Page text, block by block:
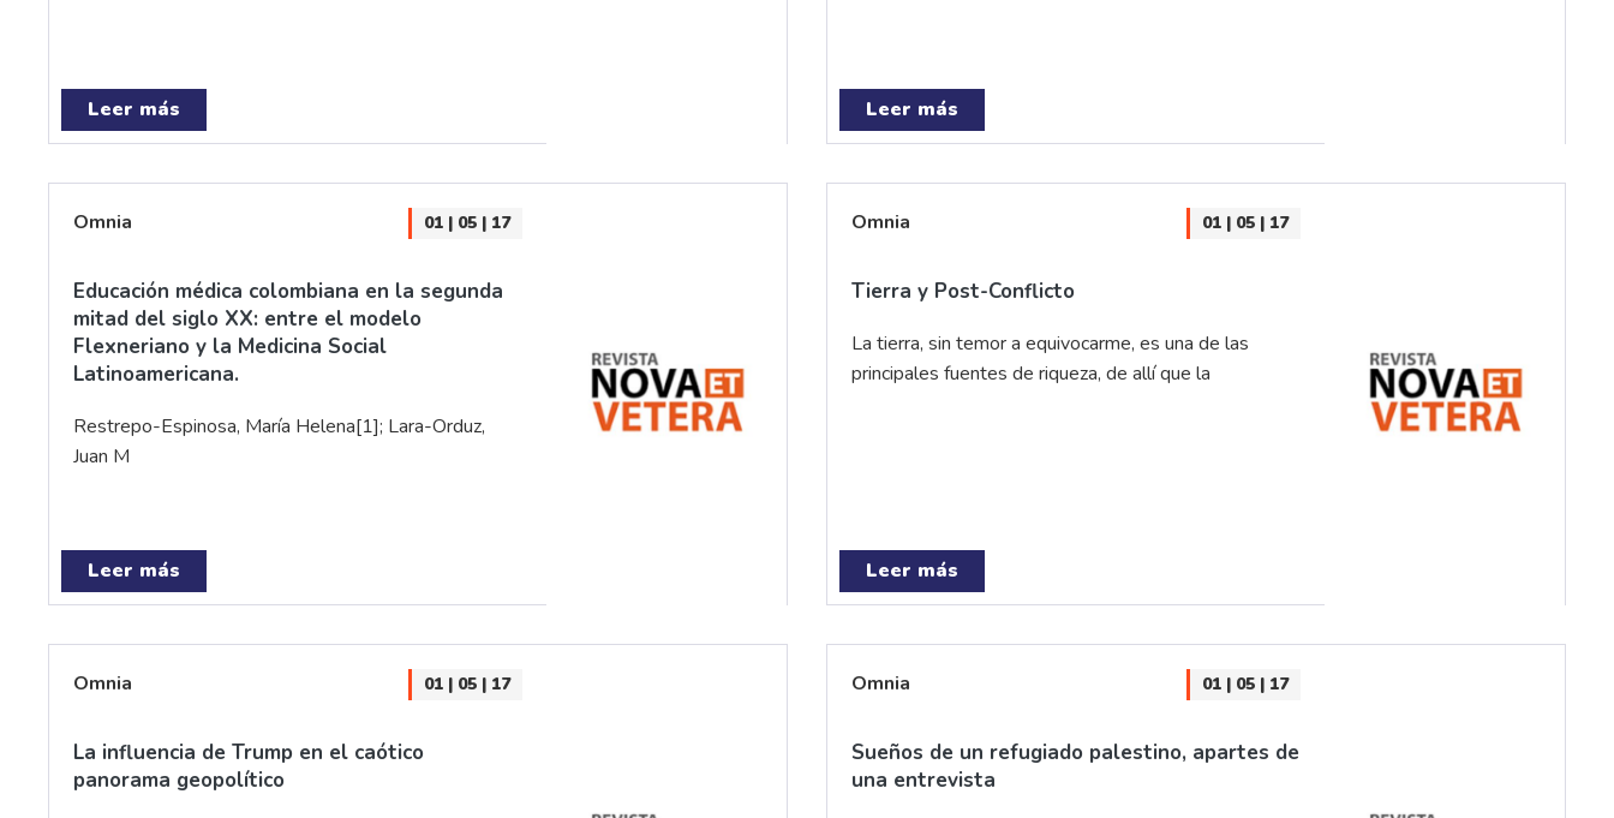
Leer más Leer más
Omnia 01 | 05 | 17
Educación médica colombiana en la segunda
mitad del siglo XX: entre el modelo
Flexneriano y la Medicina Social
Latinoamericana.
Restrepo-Espinosa, María Helena[1]; Lara-Orduz,
Juan M
Leer más
Omnia 01 | 05 | 17
Tierra y Post-Conflicto
La tierra, sin temor a equivocarme, es una de las
principales fuentes de riqueza, de allí que la
Leer más
Omnia 01 | 05 | 17
La influencia de Trump en el caótico
panorama geopolítico
Omnia 01 | 05 | 17
Sueños de un refugiado palestino, apartes de
una entrevista